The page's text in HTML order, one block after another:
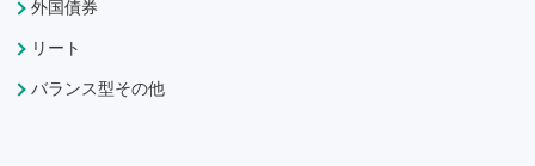
外国債券
リート
バランス型その他